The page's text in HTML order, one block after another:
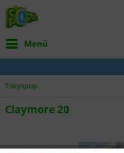
Menü
Tokyopop
Claymore 20